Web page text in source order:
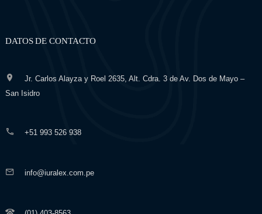
DATOS DE CONTACTO
Jr. Carlos Alayza y Roel 2635, Alt. Cdra. 3 de Av. Dos de Mayo –
San Isidro
+51 993 526 938
info@iuralex.com.pe